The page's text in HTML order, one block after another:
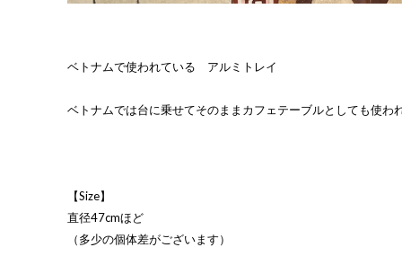
ベトナムで使われている アルミトレイ
ベトナムでは台に乗せてそのままカフェテーブルとしても使わ
【Size】
直径47cmほど
（多少の個体差がございます）